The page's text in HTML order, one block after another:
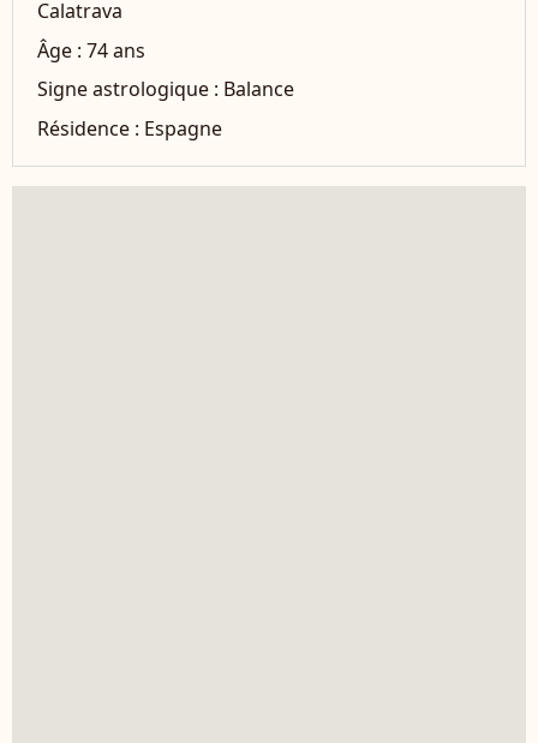
Calatrava
Âge :74 ans
Signe astrologique : Balance
Résidence : Espagne